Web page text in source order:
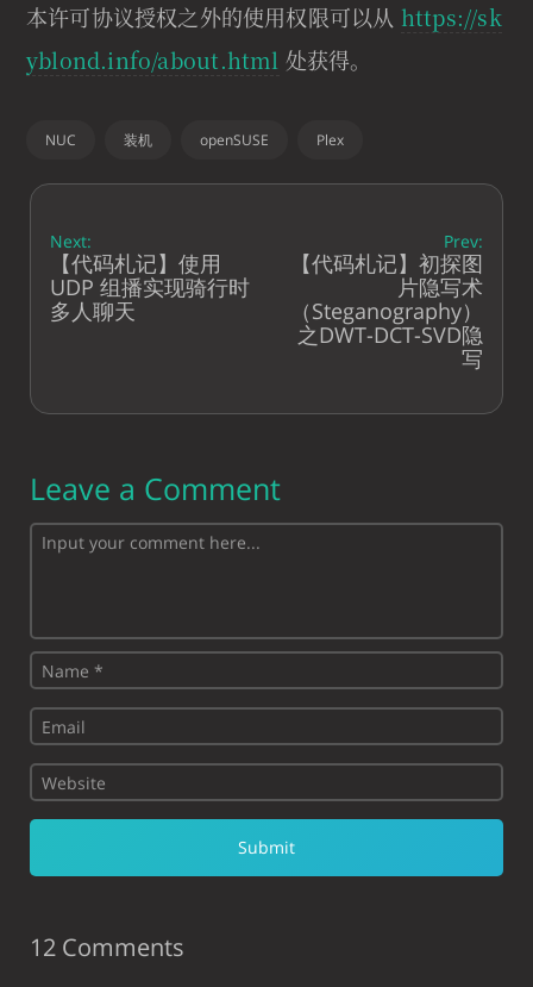
本许可协议授权之外的使用权限可以从 https://sk
yblond.info/about.html 处获得。
NUC 装机 openSUSE Plex
Next:
【代码札记】使用
UDP 组播实现骑行时
多人聊天
Prev:
【代码札记】初探图
片隐写术
（Steganography）
之DWT-DCT-SVD隐
写
Leave a Comment
12 Comments